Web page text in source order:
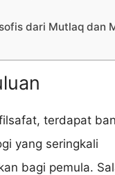
dari Mutlaq dan
terdapat
yang seringkali
bagi pemula.